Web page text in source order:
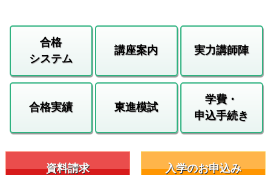
合格
システム
講座案内 実力講師陣
合格実績 東進模試
学費・
申込手続き
資料請求 入学のお申込み